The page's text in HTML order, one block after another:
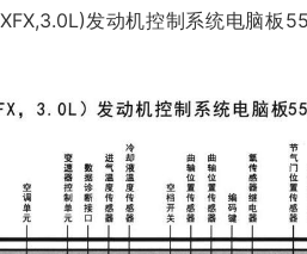
发动机控制系统电脑板